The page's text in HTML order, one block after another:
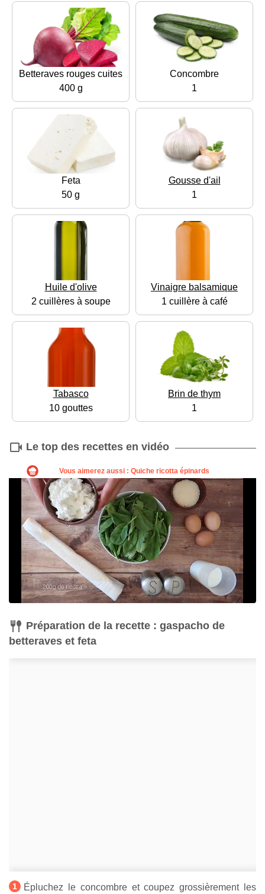
Betteraves rouges cuites
400 g
Concombre
1
Feta
50 g
Gousse d'ail
1
Huile d'olive
2 cuillères à soupe
Vinaigre balsamique
1 cuillère à café
Tabasco
10 gouttes
Brin de thym
1
Le top des recettes en vidéo
Préparation de la recette : gaspacho de
betteraves et feta
Épluchez le concombre et coupez grossièrement les